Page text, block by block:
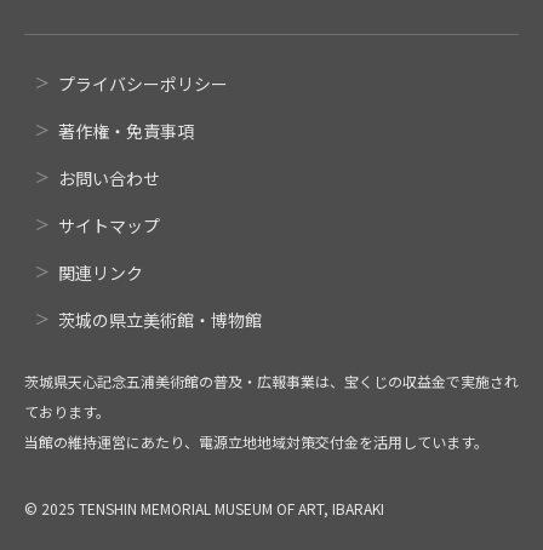
プライバシーポリシー
著作権・免責事項
お問い合わせ
サイトマップ
関連リンク
茨城の県立美術館・博物館
茨城県天心記念五浦美術館の普及・広報事業は、宝くじの収益金で実施され
ております。
当館の維持運営にあたり、電源立地地域対策交付金を活用しています。
© 2025 TENSHIN MEMORIAL MUSEUM OF ART, IBARAKI